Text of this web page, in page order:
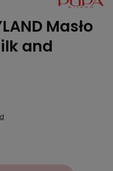
Masło
and